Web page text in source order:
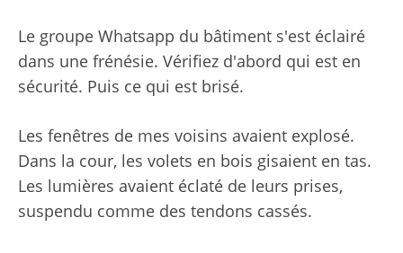
Le groupe Whatsapp du bâtiment s'est éclairé
dans une frénésie. Vérifiez d'abord qui est en
sécurité. Puis ce qui est brisé.
Les fenêtres de mes voisins avaient explosé.
Dans la cour, les volets en bois gisaient en tas.
Les lumières avaient éclaté de leurs prises,
suspendu comme des tendons cassés.